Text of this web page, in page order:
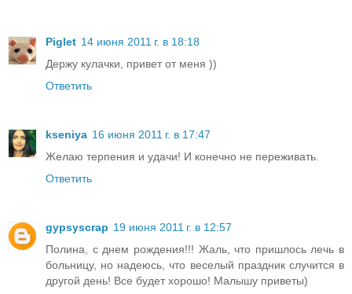
Piglet 14 июня 2011 г. в 18:18
Держу кулачки, привет от меня ))
Ответить
kseniya 16 июня 2011 г. в 17:47
Желаю терпения и удачи! И конечно не переживать.
Ответить
gypsyscrap 19 июня 2011 г. в 12:57
Полина, с днем рождения!!! Жаль, что пришлось лечь в
больницу, но надеюсь, что веселый праздник случится в
другой день! Все будет хорошо! Малышу приветы)